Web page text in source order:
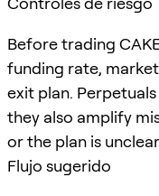
Before trading
funding rate,
exit plan.
they also amplify
or the plan is
Flujo sugerido